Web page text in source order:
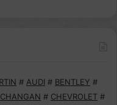
# AUDI # BENTLEY #
CHANGAN # CHEVROLET #